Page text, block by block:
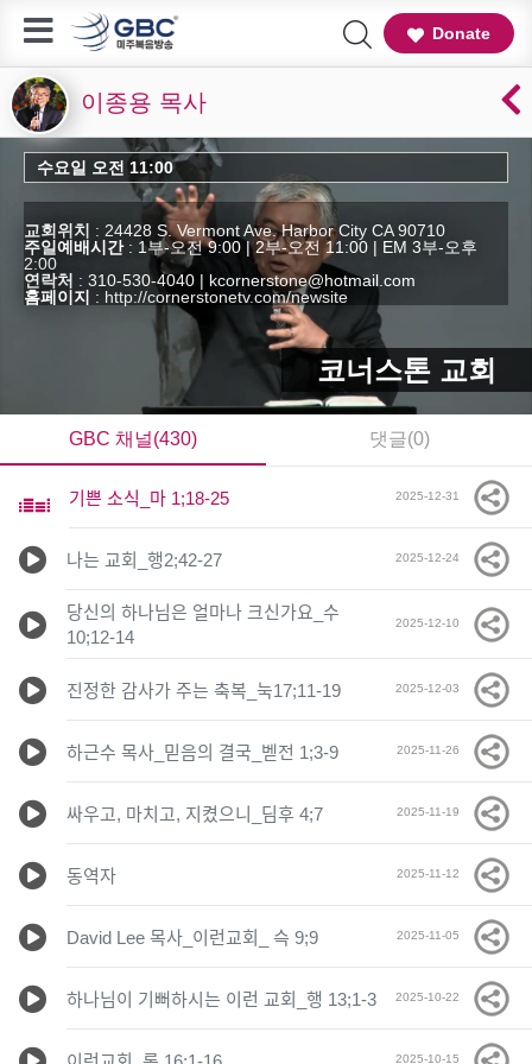
Donate
이종용 목사
코너스톤 교회
수요일 오전 11:00
교회위치 : 24428 S. Vermont Ave. Harbor City CA 90710
주일예배시간: 1부-오전 9:00 | 2부-오전 11:00 | EM 3부-오후
2:00
연락처 : 310-530-4040 | kcornerstone@hotmail.com
홈페이지 : http://cornerstonetv.com/newsite
GBC 채널(430) 댓글(0)
기쁜 소식_마 1;18-25 2025-12-31
나는 교회_행2;42-27 2025-12-24
당신의 하나님은 얼마나 크신가요_수
10;12-14
2025-12-10
진정한 감사가 주는 축복_눅17;11-19 2025-12-03
하근수 목사_믿음의 결국_벧전 1;3-9 2025-11-26
싸우고, 마치고, 지켰으니_딤후 4;7 2025-11-19
동역자 2025-11-12
David Lee 목사_이런교회_ 슥 9;9 2025-11-05
하나님이 기뻐하시는 이런 교회_행 13;1-3 2025-10-22
2025-10-15